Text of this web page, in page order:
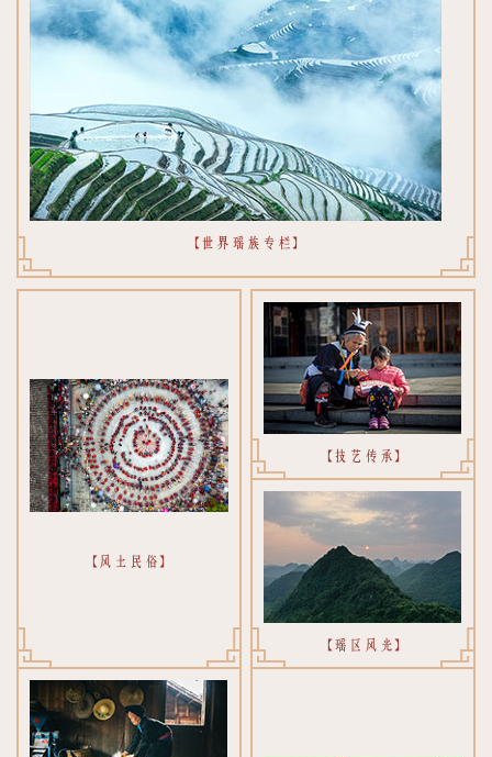
【世界瑶族专栏】
【风土民俗】
【技艺传承】
【瑶区风光】